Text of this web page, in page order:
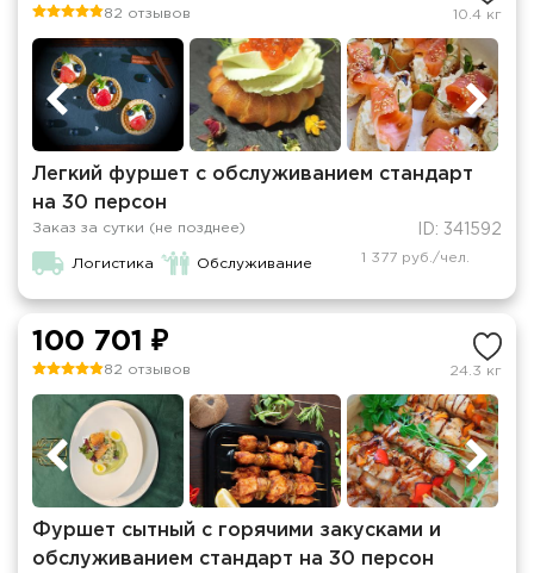
82 отзывов 10.4 кг
Легкий фуршет с обслуживанием стандарт
на 30 персон
Заказ за сутки (не позднее) ID: 341592
Логистика Обслуживание 1 377 руб./чел.
100 701 ₽
82 отзывов 24.3 кг
Фуршет сытный с горячими закусками и
обслуживанием стандарт на 30 персон